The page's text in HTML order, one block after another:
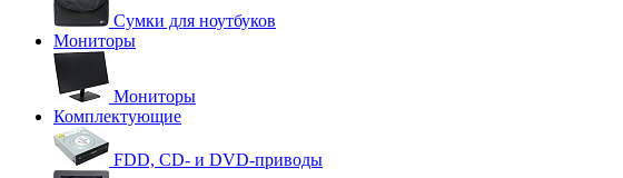
Сумки для ноутбуков
Мониторы
Мониторы
Комплектующие
FDD, CD- и DVD-приводы